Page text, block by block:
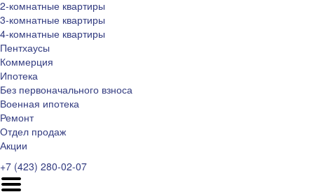
2-комнатные квартиры
3-комнатные квартиры
4-комнатные квартиры
Пентхаусы
Коммерция
Ипотека
Без первоначального взноса
Военная ипотека
Ремонт
Отдел продаж
Акции
+7 (423) 280-02-07